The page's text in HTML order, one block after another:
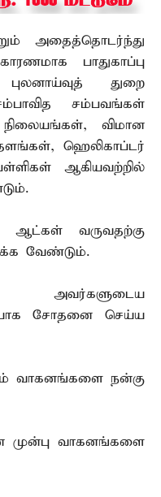
அதைத்தொடர்ந்து
பாதுகாப்பு
துறை
சம்பவங்கள்
விமான
ஹெலிகாப்டர்
ஆகியவற்றில்
வருவதற்கு
வேண்டும்.
சோதனை செய்ய
வாகனங்களை நன்கு
முன்பு வாகனங்களை